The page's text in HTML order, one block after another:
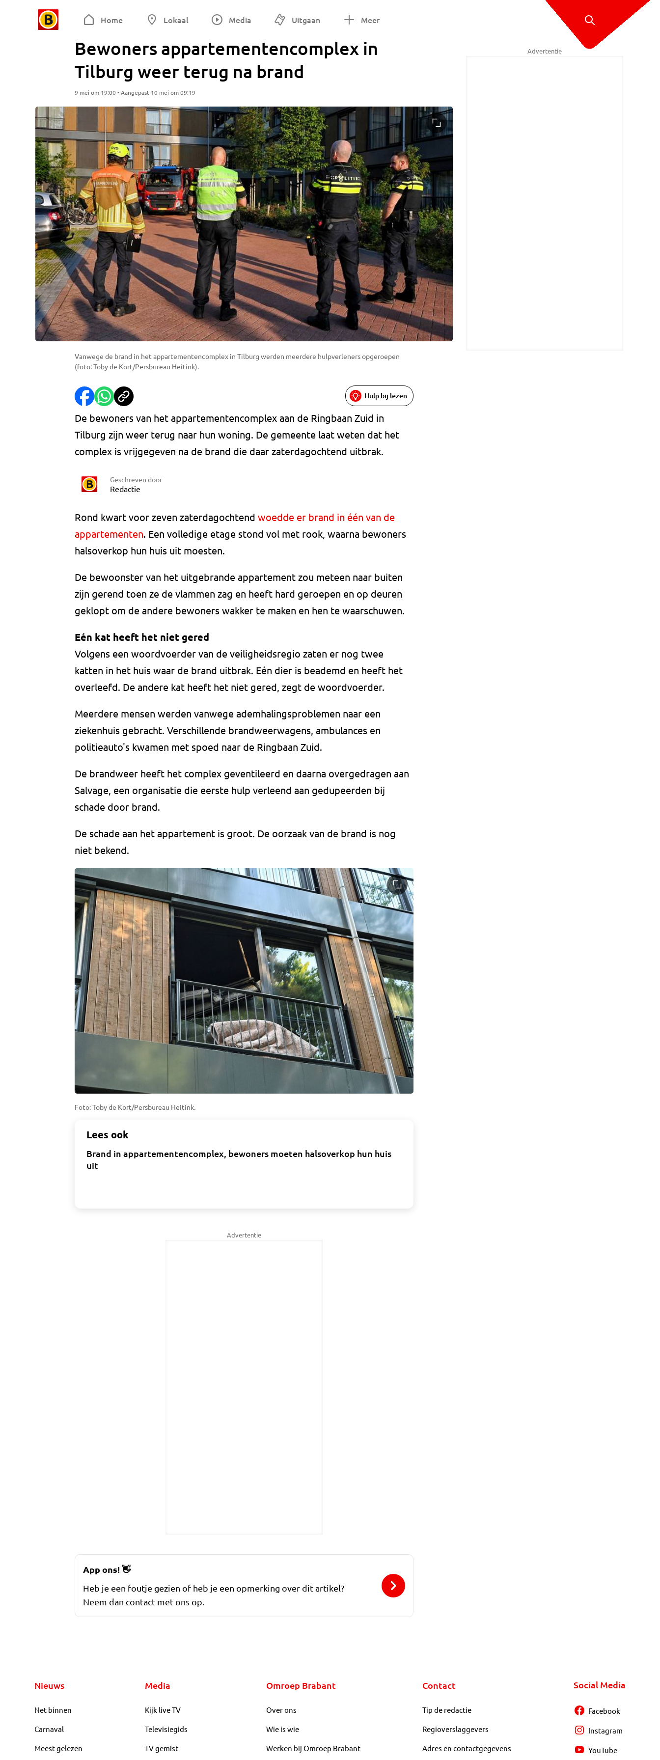
Home Lokaal Media Uitgaan Meer
Bewoners appartementencomplex in
Tilburg weer terug na brand
9 mei om 19:00 • Aangepast 10 mei om 09:19
Vanwege de brand in het appartementencomplex in Tilburg werden meerdere hulpverleners opgeroepen
(foto: Toby de Kort/Persbureau Heitink).
Hulp bij lezen
De bewoners van het appartementencomplex aan de Ringbaan Zuid in
Tilburg zijn weer terug naar hun woning. De gemeente laat weten dat het
complex is vrijgegeven na de brand die daar zaterdagochtend uitbrak.
Geschreven door
Redactie
Rond kwart voor zeven zaterdagochtend woedde er brand in één van de
appartementen. Een volledige etage stond vol met rook, waarna bewoners
halsoverkop hun huis uit moesten.
De bewoonster van het uitgebrande appartement zou meteen naar buiten
zijn gerend toen ze de vlammen zag en heeft hard geroepen en op deuren
geklopt om de andere bewoners wakker te maken en hen te waarschuwen.
Eén kat heeft het niet gered
Volgens een woordvoerder van de veiligheidsregio zaten er nog twee
katten in het huis waar de brand uitbrak. Eén dier is beademd en heeft het
overleefd. De andere kat heeft het niet gered, zegt de woordvoerder.
Meerdere mensen werden vanwege ademhalingsproblemen naar een
ziekenhuis gebracht. Verschillende brandweerwagens, ambulances en
politieauto's kwamen met spoed naar de Ringbaan Zuid.
De brandweer heeft het complex geventileerd en daarna overgedragen aan
Salvage, een organisatie die eerste hulp verleend aan gedupeerden bij
schade door brand.
De schade aan het appartement is groot. De oorzaak van de brand is nog
niet bekend.
Foto: Toby de Kort/Persbureau Heitink.
Lees ook
Brand in appartementencomplex, bewoners moeten halsoverkop hun huis
uit
Advertentie
Advertentie
App ons!👋
Heb je een foutje gezien of heb je een opmerking over dit artikel?
Neem dan contact met ons op.
Nieuws
Net binnen
Carnaval
Meest gelezen
Media
Kijk live TV
Televisiegids
TV gemist
Omroep Brabant
Over ons
Wie is wie
Werken bij Omroep Brabant
Contact
Tip de redactie
Regioverslaggevers
Adres en contactgegevens
Social Media
Facebook
Instagram
YouTube